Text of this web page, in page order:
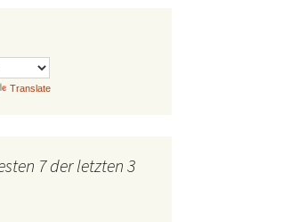
Translate
7 der letzten 3